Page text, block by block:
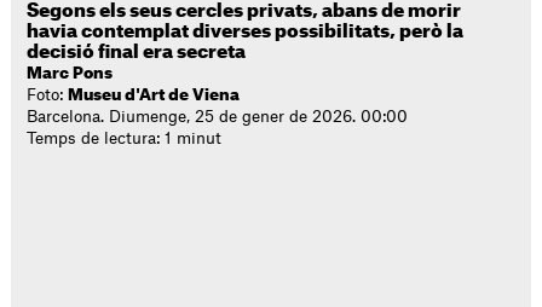
Segons els seus cercles privats, abans de morir
havia contemplat diverses possibilitats, però la
decisió final era secreta
Marc Pons
Foto: Museu d'Art de Viena
Barcelona. Diumenge, 25 de gener de 2026. 00:00
Temps de lectura: 1 minut